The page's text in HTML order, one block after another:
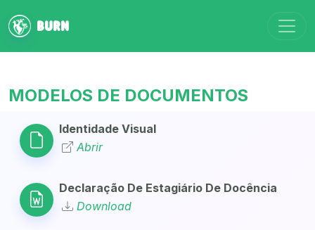
BURN
MODELOS DE DOCUMENTOS
Identidade Visual
Abrir
Declaração De Estagiário De Docência
Download